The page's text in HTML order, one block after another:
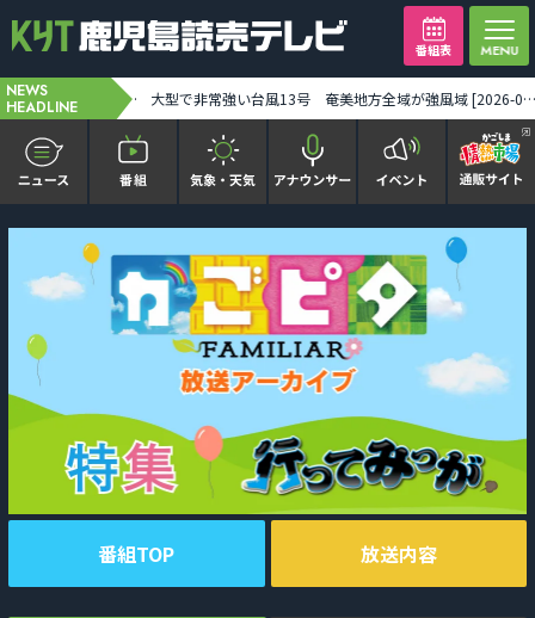
番組表
NEWS
HEADLINE H3ロケット9号機 今月10日打ち上げに 台風情報確認しながら最終判断 みちびき7号機搭載 [2026-08-07 19:32:00] 台風13号が奄美に猛威 2万6880戸停電 建物被害も――奄美地方は線状降水帯発生のおそれ [2026-08-07 19:45:00]
かごピタ FAMILIAR
KYT news every かごしま
かごしまソロ活
It推しTV
番組表を見る
番組TOP 放送内容